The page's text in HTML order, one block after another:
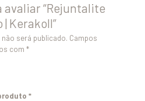
avaliar “Rejuntalite
| Kerakoll”
será publicado. Campos
com *
*